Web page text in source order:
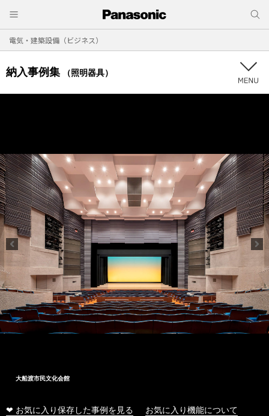
電気・建築設備（ビジネス）
納入事例集 （照明器具）
大船渡市民文化会館
❤ お気に入り保存した事例を見る お気に入り機能について